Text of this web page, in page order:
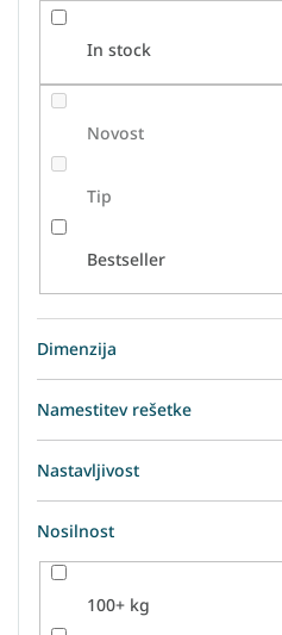
In stock
Novost
Tip
Bestseller
Dimenzija
Namestitev rešetke
Nastavljivost
Nosilnost
100+ kg